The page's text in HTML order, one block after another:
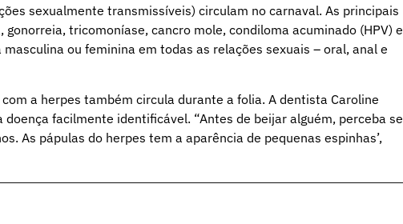
sexualmente transmissíveis) circulam no carnaval. As principais
tricomoníase, cancro mole, condiloma acuminado (HPV) e
ou feminina em todas as relações sexuais – oral, anal e
a herpes também circula durante a folia. A dentista Caroline
facilmente identificável. “Antes de beijar alguém, perceba se
As pápulas do herpes tem a aparência de pequenas espinhas’,